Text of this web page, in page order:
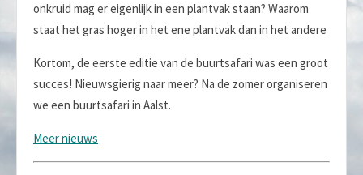
onkruid mag er eigenlijk in een plantvak staan? Waarom
staat het gras hoger in het ene plantvak dan in het andere
Kortom, de eerste editie van de buurtsafari was een groot
succes! Nieuwsgierig naar meer? Na de zomer organiseren
we een buurtsafari in Aalst.
Meer nieuws